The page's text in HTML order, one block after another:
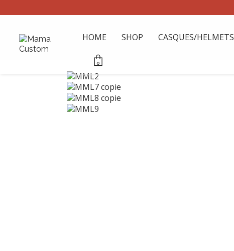
HOME SHOP CASQUES/HELMETS
0